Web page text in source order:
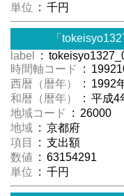
単位 : 千円
「
label
:
時間軸コード
:
西暦（暦年）
: 1992
和暦（暦年）
: 平成4
地域コード
: 26000
地域 : 京都府
項目
: 支出額
数値 : 63154291
単位 : 千円